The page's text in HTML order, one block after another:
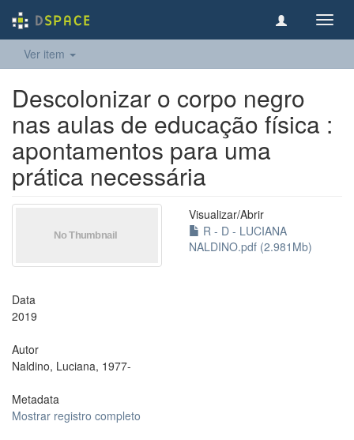
Ver item
Descolonizar o corpo negro
nas aulas de educação física :
apontamentos para uma
prática necessária
Visualizar/Abrir
R - D - LUCIANA
NALDINO.pdf (2.981Mb)
Data
2019
Autor
Naldino, Luciana, 1977-
Metadata
Mostrar registro completo